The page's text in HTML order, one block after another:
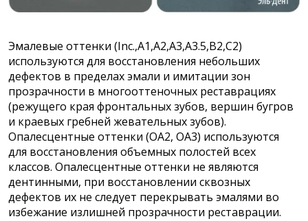
Эмалевые оттенки (Inc.,А1,А2,А3,А3.5,В2,С2)
используются для восстановления небольших
дефектов в пределах эмали и имитации зон
прозрачности в многооттеночных реставрациях
(режущего края фронтальных зубов, вершин бугров
и краевых гребней жевательных зубов).
Опалесцентные оттенки (ОА2, ОА3) используются
для восстановления объемных полостей всех
классов. Опалесцентные оттенки не являются
дентинными, при восстановлении сквозных
дефектов их не следует перекрывать эмалями во
избежание излишней прозрачности реставрации.